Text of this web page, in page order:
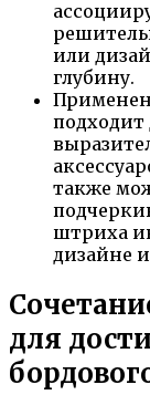
или
глубину.
подходит
также
штриха
дизайне
для